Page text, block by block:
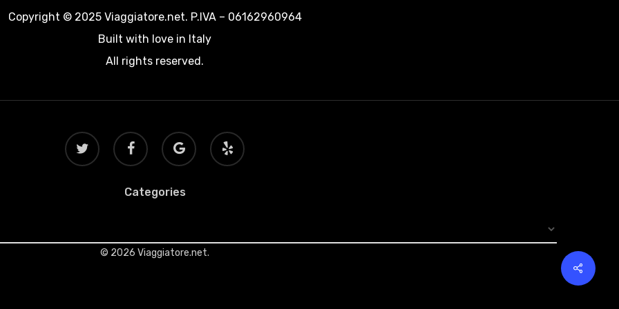
Copyright © 2025 Viaggiatore.net. P.IVA – 06162960964
Built with love in Italy
All rights reserved.
twitter facebook
google-
plus
yelp
Categories
© 2026 Viaggiatore.net.